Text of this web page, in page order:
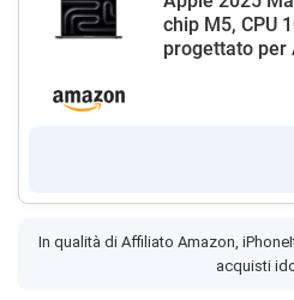
chip M5, CPU
progettato per
In qualità di Affiliato Amazon,
acquisti